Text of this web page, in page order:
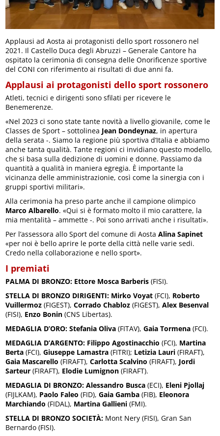
Applausi ad Aosta ai protagonisti dello sport rossonero nel
2021. Il Castello Duca degli Abruzzi – Generale Cantore ha
ospitato la cerimonia di consegna delle Onorificenze sportive
del CONI con riferimento ai risultati di due anni fa.
Applausi ai protagonisti dello sport rossonero
Atleti, tecnici e dirigenti sono sfilati per ricevere le
Benemerenze.
«Nel 2023 ci sono state tante novità a livello giovanile, come le
Classes de Sport – sottolinea Jean Dondeynaz, in apertura
della serata -. Siamo la regione più sportiva d’Italia e abbiamo
anche tanta qualità. Tante regioni ci invidiano questo modello,
che si basa sulla dedizione di uomini e donne. Passiamo da
quantità a qualità in maniera egregia. È importante la
vicinanza delle amministrazionie, così come la sinergia con i
gruppi sportivi militari».
Alla cerimonia ha preso parte anche il campione olimpico
Marco Albarello. «Qui si è formato molto il mio carattere, la
mia mentalità – ammette -. Poi sono arrivati anche i risultati».
Per l’assessora allo Sport del comune di AostaAlina Sapinet
«per noi è bello aprire le porte della città nelle varie sedi.
Credo nella collaborazione e nello sport».
I premiati
PALMA DI BRONZO: Ettore Mosca Barberis (FISI).
STELLA DI BRONZO DIRIGENTI: Mirko Voyat (FCI), Roberto
Vuillermoz (FIGEST),Corrado Chabloz (FIGEST),Alex Besenval
(FISI), Enzo Bonin (CNS Libertas).
MEDAGLIA D’ORO: Stefania Oliva (FITAV),Gaia Tormena (FCI).
MEDAGLIA D’ARGENTO: Filippo Agostinacchio (FCI), Martina
Berta (FCI),Giuseppe Lamastra (FITRI); Letizia Lauri (FIRAFT),
Gaia Mascarello (FIRAFT),Carlotta Scalvino (FIRAFT), Jordi
Sarteur (FIRAFT), Elodie Lumignon (FIRAFT).
MEDAGLIA DI BRONZO: Alessandro Busca (ECI), Eleni Pjollaj
(FIJLKAM), Paolo Faleo (FID),Gaia Gamba (FIB), Eleonora
Marchiando (FIDAL), Martina Gallieni (FMI).
STELLA DI BRONZO SOCIETÀ: Mont Nery (FISI), Gran San
Bernardo (FISI).